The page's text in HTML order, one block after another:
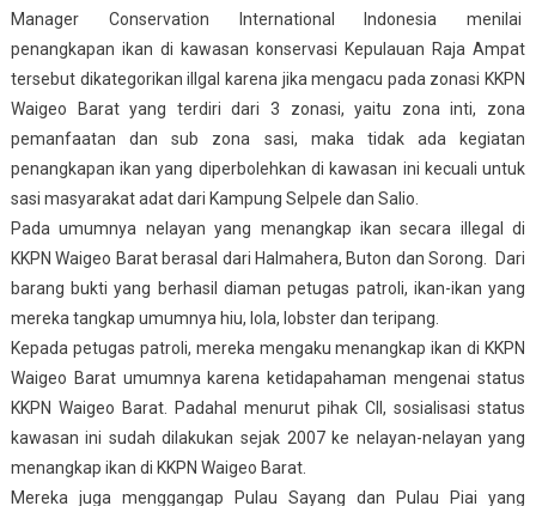
Manager Conservation International Indonesia menilai
penangkapan ikan di kawasan konservasi Kepulauan Raja Ampat
tersebut dikategorikan illgal karena jika mengacu pada zonasi KKPN
Waigeo Barat yang terdiri dari 3 zonasi, yaitu zona inti, zona
pemanfaatan dan sub zona sasi, maka tidak ada kegiatan
penangkapan ikan yang diperbolehkan di kawasan ini kecuali untuk
sasi masyarakat adat dari Kampung Selpele dan Salio.
Pada umumnya nelayan yang menangkap ikan secara illegal di
KKPN Waigeo Barat berasal dari Halmahera, Buton dan Sorong. Dari
barang bukti yang berhasil diaman petugas patroli, ikan-ikan yang
mereka tangkap umumnya hiu, lola, lobster dan teripang.
Kepada petugas patroli, mereka mengaku menangkap ikan di KKPN
Waigeo Barat umumnya karena ketidapahaman mengenai status
KKPN Waigeo Barat. Padahal menurut pihak CII, sosialisasi status
kawasan ini sudah dilakukan sejak 2007 ke nelayan-nelayan yang
menangkap ikan di KKPN Waigeo Barat.
Mereka juga menggangap Pulau Sayang dan Pulau Piai yang